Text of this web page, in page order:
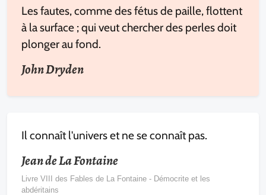
Les fautes, comme des fétus de paille, flottent
à la surface ; qui veut chercher des perles doit
plonger au fond.
John Dryden
Il connaît l'univers et ne se connaît pas.
Jean de La Fontaine
Livre VIII des Fables de La Fontaine - Démocrite et les
abdéritains